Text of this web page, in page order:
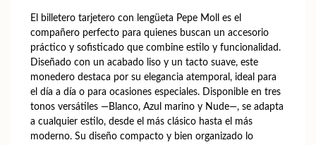
El billetero tarjetero con lengüeta Pepe Moll es el
compañero perfecto para quienes buscan un accesorio
práctico y sofisticado que combine estilo y funcionalidad.
Diseñado con un acabado liso y un tacto suave, este
monedero destaca por su elegancia atemporal, ideal para
el día a día o para ocasiones especiales. Disponible en tres
tonos versátiles —Blanco, Azul marino y Nude—, se adapta
a cualquier estilo, desde el más clásico hasta el más
moderno. Su diseño compacto y bien organizado lo